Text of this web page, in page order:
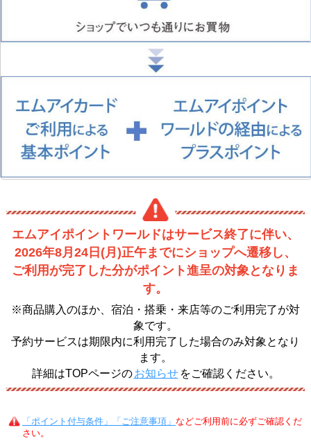
エムアイポイントワールドはサービス終了に伴い、
2026年8月24日(月)正午までにショップへ遷移し、
ご利用が完了した分がポイント進呈の対象となりま
す。
※商品購入のほか、宿泊・搭乗・来店等のご利用完了が対
象です。
予約サービスは期限内に利用完了した場合のみ対象となり
ます。
詳細はTOPページの お知らせ をご確認ください。
「ポイント付与条件」「ご注意事項」 などご利用前に必ずご確認くだ
さい。